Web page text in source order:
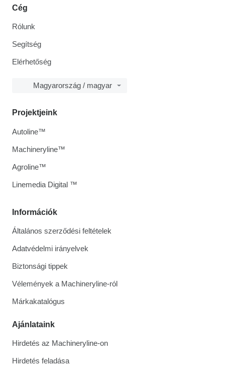
Cég
Rólunk
Segítség
Elérhetőség
Magyarország / magyar
Információk
Általános szerződési feltételek
Adatvédelmi irányelvek
Biztonsági tippek
Vélemények a Machineryline-ról
Márkakatalógus
Ajánlataink
Hirdetés az Machineryline-on
Hirdetés feladása
Projektjeink
Autoline™
Machineryline™
Agroline™
Linemedia Digital ™